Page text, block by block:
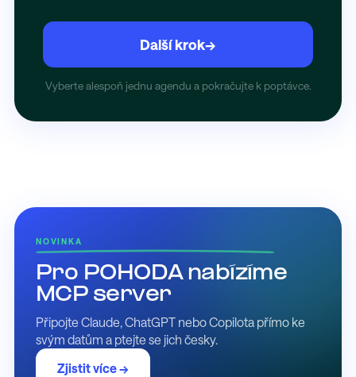
Další krok→
Vyberte alespoň jednu agendu a pokračujte k poptávce.
NOVINKA
Pro POHODA nabízíme
MCP server
Připojte Claude, ChatGPT nebo Copilota přímo ke
svým datům a ptejte se jich česky.
Zjistit více →